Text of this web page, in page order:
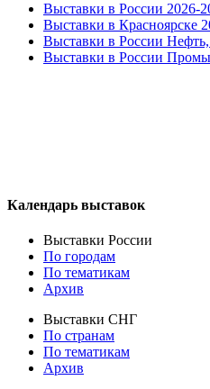
Выставки в России 2026-
Выставки в Красноярске
Выставки в России
Выставки в России
Календарь выставок
Выставки России
По городам
По тематикам
Архив
Выставки СНГ
По странам
По тематикам
Архив